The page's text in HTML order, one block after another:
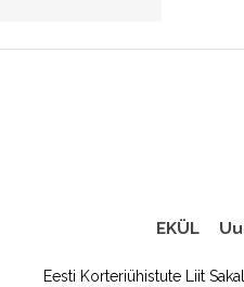
EKÜL
Eesti Korteriühistute Liit